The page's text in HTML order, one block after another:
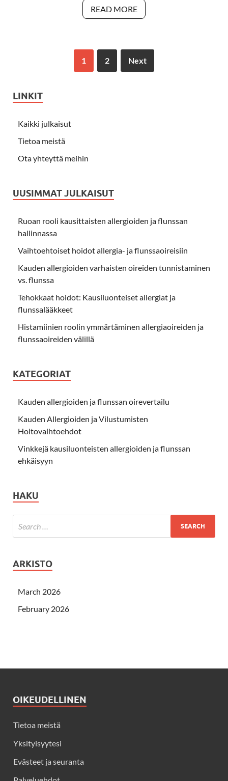
READ MORE
1 2 Next
LINKIT
Kaikki julkaisut
Tietoa meistä
Ota yhteyttä meihin
UUSIMMAT JULKAISUT
Ruoan rooli kausittaisten allergioiden ja flunssan
hallinnassa
Vaihtoehtoiset hoidot allergia- ja flunssaoireisiin
Kauden allergioiden varhaisten oireiden tunnistaminen
vs. flunssa
Tehokkaat hoidot: Kausiluonteiset allergiat ja
flunssalääkkeet
Histamiinien roolin ymmärtäminen allergiaoireiden ja
flunssaoireiden välillä
KATEGORIAT
Kauden allergioiden ja flunssan oirevertailu
Kauden Allergioiden ja Vilustumisten
Hoitovaihtoehdot
Vinkkejä kausiluonteisten allergioiden ja flunssan
ehkäisyyn
HAKU
ARKISTO
March 2026
February 2026
OIKEUDELLINEN
Tietoa meistä
Yksityisyytesi
Evästeet ja seuranta